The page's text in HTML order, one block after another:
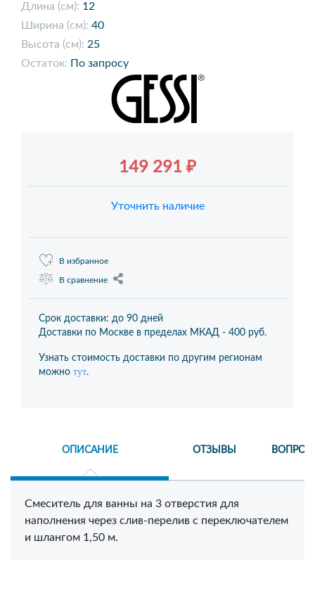
Длина (см): 12
Ширина (см): 40
Высота (см): 25
Остаток: По запросу
149 291 ₽
Уточнить наличие
В избранное
В сравнение
Срок доставки: до 90 дней
Доставки по Москве в пределах МКАД - 400 руб.
Узнать стоимость доставки по другим регионам
можно тут.
ОПИСАНИЕ ОТЗЫВЫ
Смеситель для ванны на 3 отверстия для
наполнения через слив-перелив с переключателем
и шлангом 1,50 м.